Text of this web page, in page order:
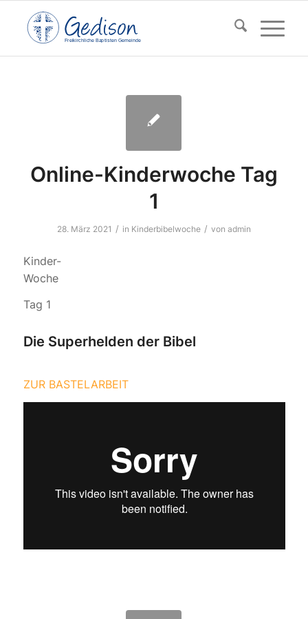
F reikirchlic heBa ptisten Gemeinde
Online-Kinderwoche Tag
1
28. März 2021 / in Kinderbibelwoche / von admin
Kinder-
Woche
Tag 1
Die Superhelden der Bibel
ZUR BASTELARBEIT